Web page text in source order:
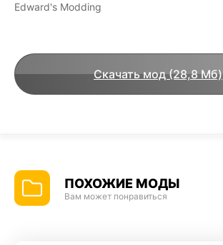
Edward's Modding
Скачать мод (28,8 Мб)
ПОХОЖИЕ МОДЫ
Вам может понравиться